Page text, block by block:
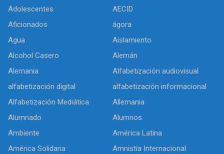
Adolescentes
AECID
Aficionados
ágora
Agua
Aislamiento
Alcohol Casero
Alemán
Alemania
Alfabetización audiovisual
alfabetización digital
alfabetización informacional
Alfabetización Mediática
Allemania
Alumnado
Alumnos
Ambiente
América Latina
América Solidaria
Amnistía Internacional